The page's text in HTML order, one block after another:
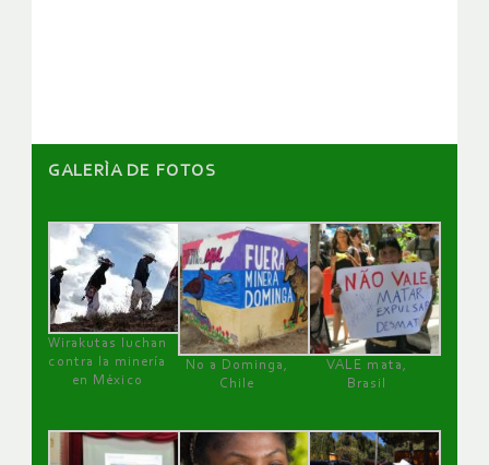
GALERÌA DE FOTOS
Wirakutas luchan
contra la minería
en México
No a Dominga,
Chile
VALE mata,
Brasil